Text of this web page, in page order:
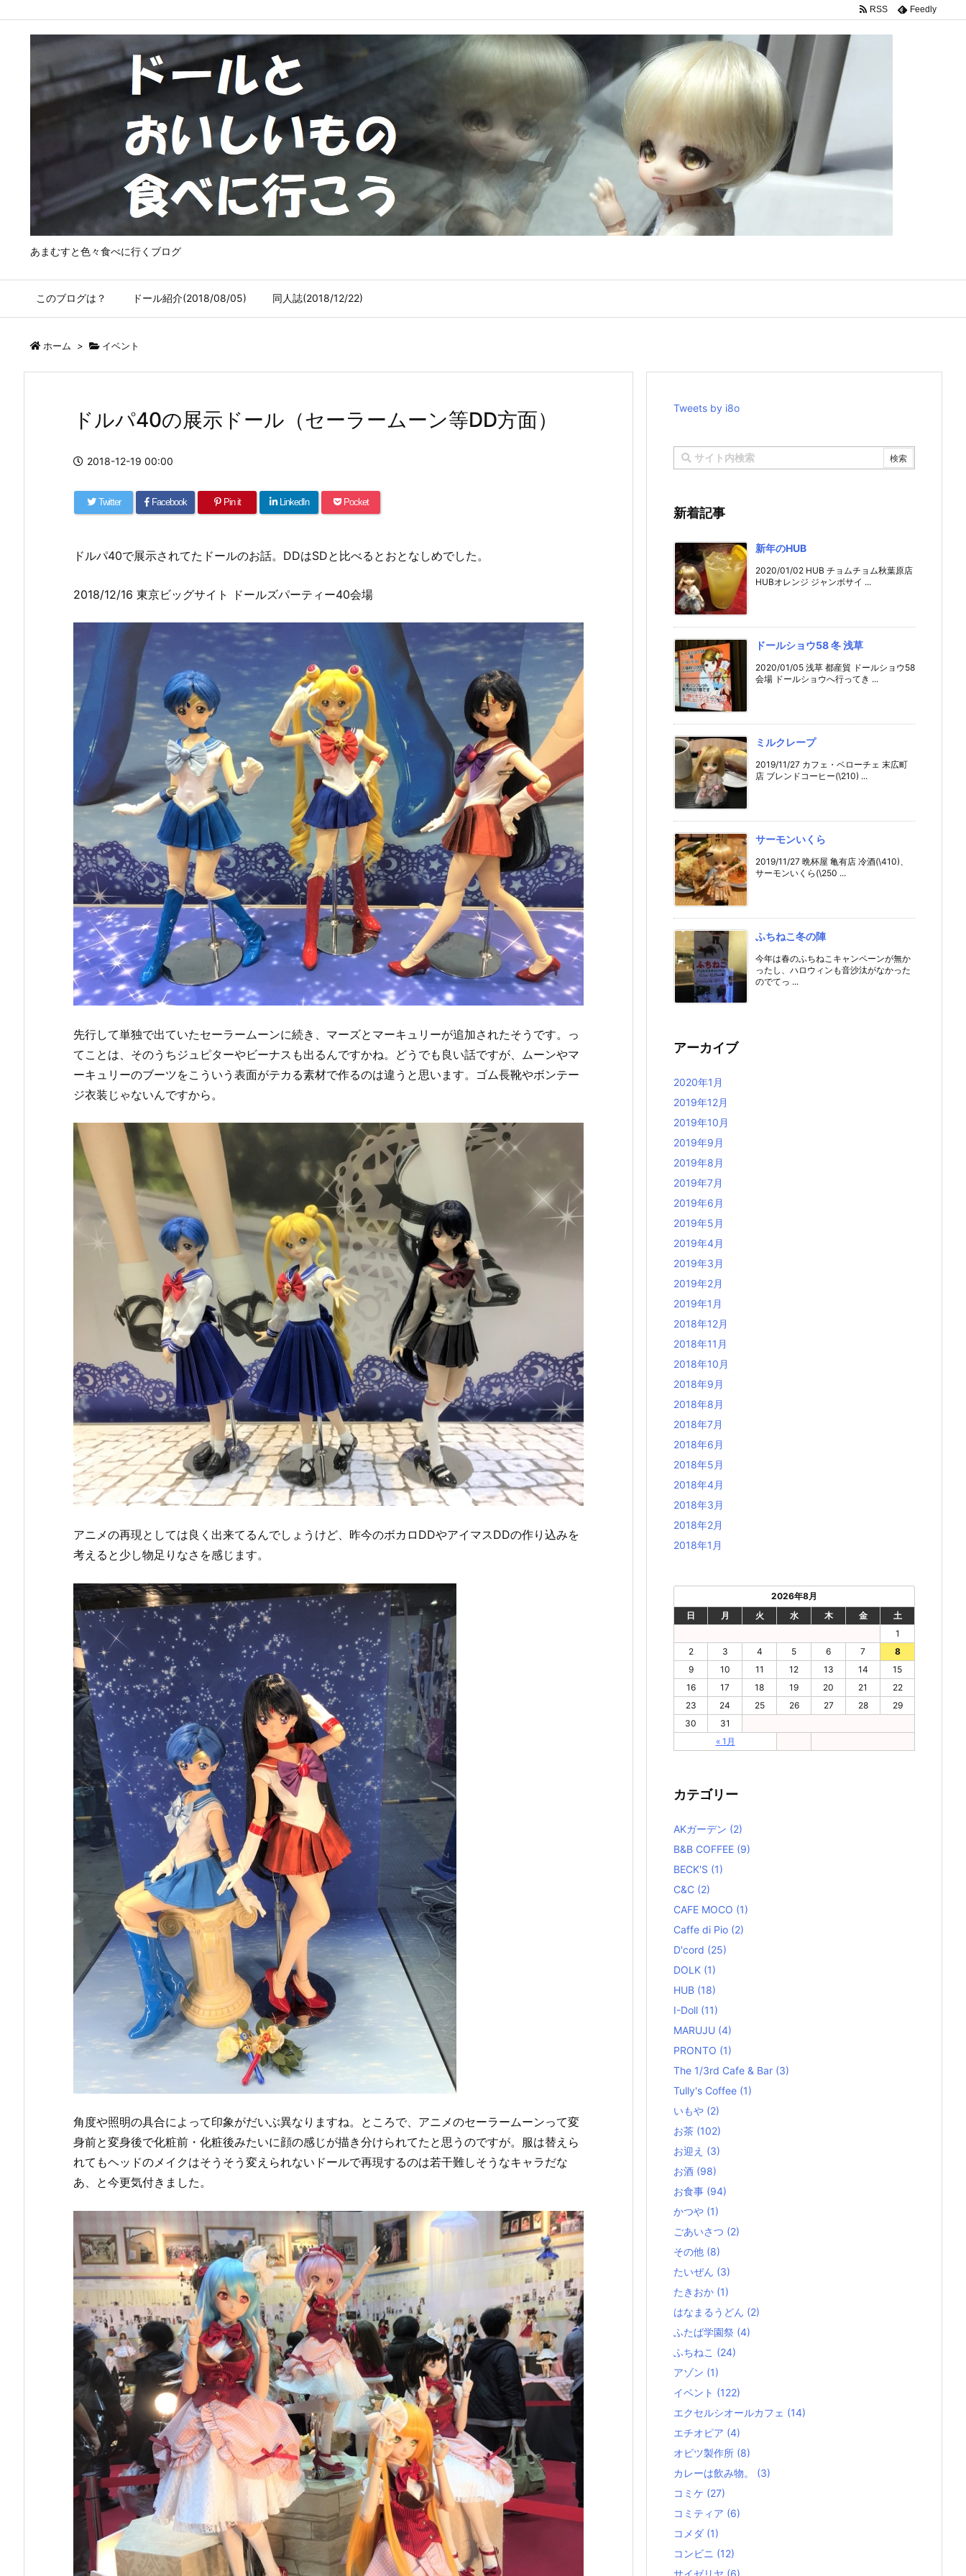
あまむすと色々食べに行くブログ
このブログは？ ドール紹介(2018/08/05) 同人誌(2018/12/22)
RSS Feedly
ホーム > イベント
ドルパ40の展示ドール（セーラームーン等DD方面）
2018-12-19 00:00
Twitter Facebook Pin it LinkedIn Pocket
ドルパ40で展示されてたドールのお話。DDはSDと比べるとおとなしめでした。
2018/12/16 東京ビッグサイト ドールズパーティー40会場
先行して単独で出ていたセーラームーンに続き、マーズとマーキュリーが追加されたそうです。っ
てことは、そのうちジュピターやビーナスも出るんですかね。どうでも良い話ですが、ムーンやマ
ーキュリーのブーツをこういう表面がテカる素材で作るのは違うと思います。ゴム長靴やボンテー
ジ衣装じゃないんですから。
アニメの再現としては良く出来てるんでしょうけど、昨今のボカロDDやアイマスDDの作り込みを
考えると少し物足りなさを感じます。
角度や照明の具合によって印象がだいぶ異なりますね。ところで、アニメのセーラームーンって変
身前と変身後で化粧前・化粧後みたいに顔の感じが描き分けられてたと思うのですが。服は替えら
れてもヘッドのメイクはそうそう変えられないドールで再現するのは若干難しそうなキャラだな
あ、と今更気付きました。
Tweets by i8o
新着記事
新年のHUB
2020/01/02 HUB チョムチョム秋葉原店
HUBオレンジ ジャンボサイ ...
ドールショウ58 冬 浅草
2020/01/05 浅草 都産貿 ドールショウ58
会場 ドールショウへ行ってき ...
ミルクレープ
2019/11/27 カフェ・ベローチェ 末広町
店 ブレンドコーヒー(\210) ...
サーモンいくら
2019/11/27 晩杯屋 亀有店 冷酒(\410)、
サーモンいくら(\250 ...
ふちねこ冬の陣
今年は春のふちねこキャンペーンが無か
ったし、ハロウィンも音沙汰がなかった
のでてっ ...
アーカイブ
2020年1月
2019年12月
2019年10月
2019年9月
2019年8月
2019年7月
2019年6月
2019年5月
2019年4月
2019年3月
2019年2月
2019年1月
2018年12月
2018年11月
2018年10月
2018年9月
2018年8月
2018年7月
2018年6月
2018年5月
2018年4月
2018年3月
2018年2月
2018年1月
2026年8月
日
月 火 水 木 金 土
« 1月
1
2
3 4 5 6 7
8
9
10 11 12 13 14
15
16
17 18 19 20 21
22
23
24 25 26 27 28
29
30
31
カテゴリー
AKガーデン (2)
B&B COFFEE (9)
BECK'S (1)
C&C (2)
CAFE MOCO (1)
Caffe di Pio (2)
D'cord (25)
DOLK (1)
HUB (18)
I-Doll (11)
MARUJU (4)
PRONTO (1)
The 1/3rd Cafe & Bar (3)
Tully's Coffee (1)
いもや (2)
お茶 (102)
お迎え (3)
お酒 (98)
お食事 (94)
かつや (1)
ごあいさつ (2)
その他 (8)
たいぜん (3)
たきおか (1)
はなまるうどん (2)
ふたば学園祭 (4)
ふちねこ (24)
アゾン (1)
イベント (122)
エクセルシオールカフェ (14)
エチオピア (4)
オビツ製作所 (8)
カレーは飲み物。 (3)
コミケ (27)
コミティア (6)
コメダ (1)
コンビニ (12)
サイゼリヤ (6)